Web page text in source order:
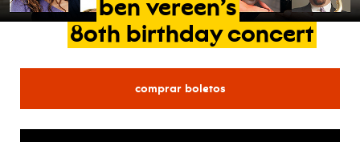
ben vereen’s
80th birthday concert
comprar boletospara ben vereen’s 80th